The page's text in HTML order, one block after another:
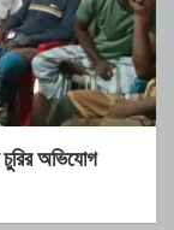
চুরির অভিযোগ